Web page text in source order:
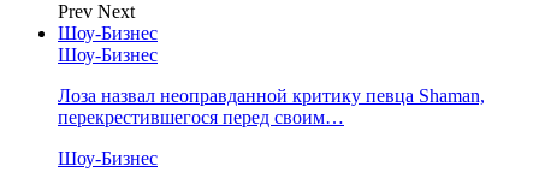
Prev Next
Шоу-Бизнес
Шоу-Бизнес
Лоза назвал неоправданной критику певца Shaman,
перекрестившегося перед своим…
Шоу-Бизнес